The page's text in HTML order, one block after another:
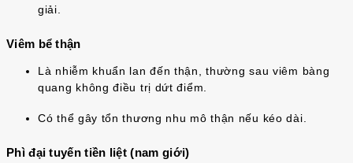
giải.
Viêm bể thận
Là nhiễm khuẩn lan đến thận, thường sau viêm bàng
quang không điều trị dứt điểm.
Có thể gây tổn thương nhu mô thận nếu kéo dài.
Phì đại tuyến tiền liệt (nam giới)